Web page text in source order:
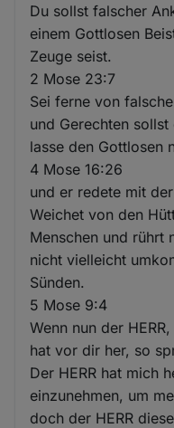
Du sollst falscher
einem Gottlosen
Zeuge seist.
2 Mose 23:7
Sei ferne von
und Gerechten
lasse den Gottlosen
4 Mose 16:26
und er redete mit
Weichet von den
Menschen und rührt
nicht vielleicht
Sünden.
5 Mose 9:4
Wenn nun der
hat vor dir her, so
Der HERR hat mich
einzunehmen, um
doch der HERR